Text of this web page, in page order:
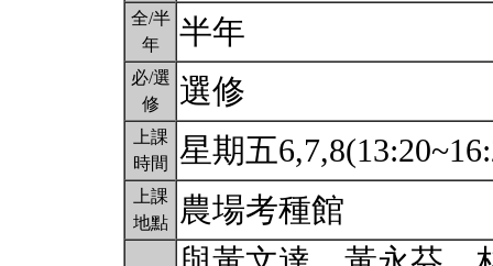
全/半
年
半年
必/選
修
選修
上課
時間
星期五
上課
地點
農場考種館